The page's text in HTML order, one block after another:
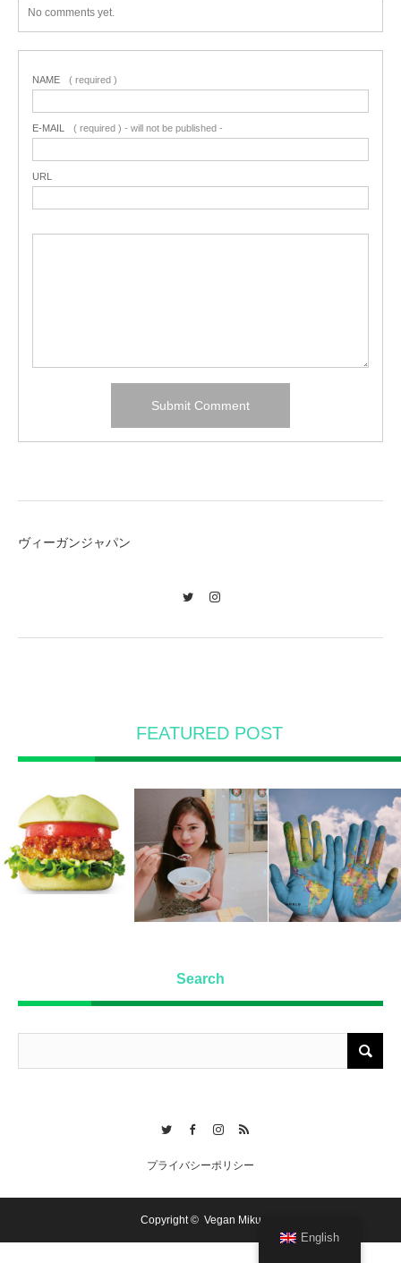
No comments yet.
NAME ( required )
E-MAIL ( required ) - will not be published -
URL
ヴィーガンジャパン
FEATURED POST
Search
プライバシーポリシー
Copyright © Vegan Miku
English